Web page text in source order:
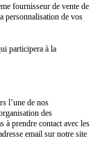
fournisseur de vente de
personnalisation de vos
participera à la
l’une de nos
des
à prendre contact avec les
email sur notre site